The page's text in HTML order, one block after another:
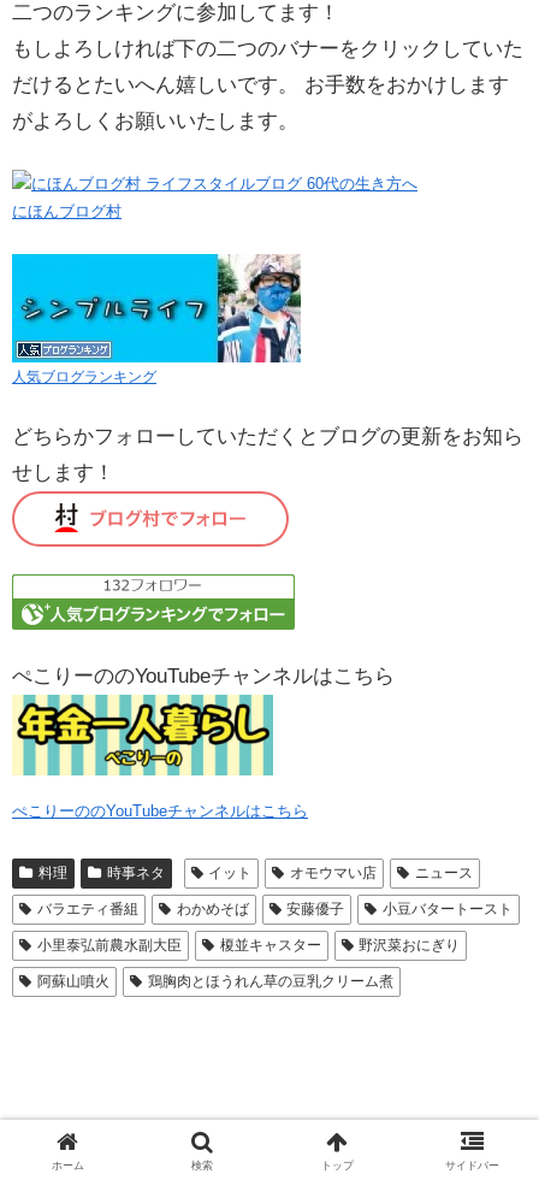
二つのランキングに参加してます！
もしよろしければ下の二つのバナーをクリックしていた
だけるとたいへん嬉しいです。 お手数をおかけします
がよろしくお願いいたします。
にほんブログ村
人気ブログランキング
どちらかフォローしていただくとブログの更新をお知ら
せします！
ぺこりーののYouTubeチャンネルはこちら
ぺこりーののYouTubeチャンネルはこちら
料理 時事ネタ イット オモウマい店 ニュース
バラエティ番組 わかめそば 安藤優子 小豆バタートースト
小里泰弘前農水副大臣 榎並キャスター 野沢菜おにぎり
阿蘇山噴火 鶏胸肉とほうれん草の豆乳クリーム煮
ホーム 検索 トップ サイドバー